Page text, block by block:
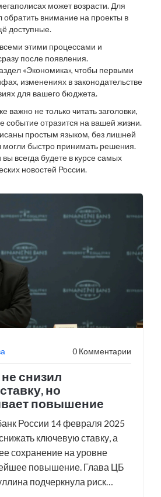
может возрасти. Для
обратить внимание на проекты в
доступные.
этими процессами и
после появления.
«Экономика», чтобы первыми
изменениях в законодательстве
для вашего бюджета.
важно не только читать заголовки,
событие отразится на вашей жизни.
простым языком, без лишней
могли быстро принимать решения.
всегда будете в курсе самых
новостей России.
0 Комментарии
снизил
но
повышение
России 14 февраля 2025
ключевую ставку, а
сохранение на уровне
повышение. Глава ЦБ
подчеркнула риск